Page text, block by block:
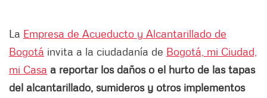
La Empresa de Acueducto y Alcantarillado de
Bogotá invita a la ciudadanía de Bogotá, mi Ciudad,
mi Casa a reportar los daños o el hurto de las tapas
del alcantarillado, sumideros y otros implementos